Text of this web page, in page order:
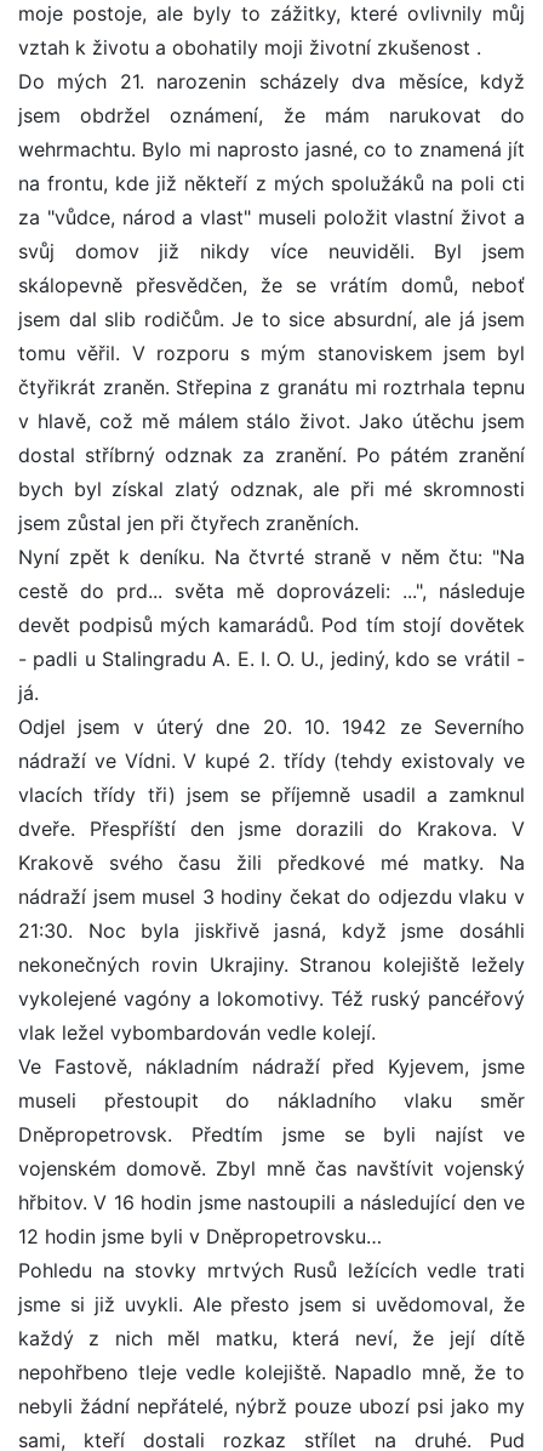
moje postoje, ale byly to zážitky, které ovlivnily můj
vztah k životu a obohatily moji životní zkušenost .
Do mých 21. narozenin scházely dva měsíce, když
jsem obdržel oznámení, že mám narukovat do
wehrmachtu. Bylo mi naprosto jasné, co to znamená jít
na frontu, kde již někteří z mých spolužáků na poli cti
za "vůdce, národ a vlast" museli položit vlastní život a
svůj domov již nikdy více neuviděli. Byl jsem
skálopevně přesvědčen, že se vrátím domů, neboť
jsem dal slib rodičům. Je to sice absurdní, ale já jsem
tomu věřil. V rozporu s mým stanoviskem jsem byl
čtyřikrát zraněn. Střepina z granátu mi roztrhala tepnu
v hlavě, což mě málem stálo život. Jako útěchu jsem
dostal stříbrný odznak za zranění. Po pátém zranění
bych byl získal zlatý odznak, ale při mé skromnosti
jsem zůstal jen při čtyřech zraněních.
Nyní zpět k deníku. Na čtvrté straně v něm čtu: "Na
cestě do prd... světa mě doprovázeli: ...", následuje
devět podpisů mých kamarádů. Pod tím stojí dovětek
- padli u Stalingradu A. E. I. O. U., jediný, kdo se vrátil -
já.
Odjel jsem v úterý dne 20. 10. 1942 ze Severního
nádraží ve Vídni. V kupé 2. třídy (tehdy existovaly ve
vlacích třídy tři) jsem se příjemně usadil a zamknul
dveře. Přespříští den jsme dorazili do Krakova. V
Krakově svého času žili předkové mé matky. Na
nádraží jsem musel 3 hodiny čekat do odjezdu vlaku v
21:30. Noc byla jiskřivě jasná, když jsme dosáhli
nekonečných rovin Ukrajiny. Stranou kolejiště ležely
vykolejené vagóny a lokomotivy. Též ruský pancéřový
vlak ležel vybombardován vedle kolejí.
Ve Fastově, nákladním nádraží před Kyjevem, jsme
museli přestoupit do nákladního vlaku směr
Dněpropetrovsk. Předtím jsme se byli najíst ve
vojenském domově. Zbyl mně čas navštívit vojenský
hřbitov. V 16 hodin jsme nastoupili a následující den ve
12 hodin jsme byli v Dněpropetrovsku…
Pohledu na stovky mrtvých Rusů ležících vedle trati
jsme si již uvykli. Ale přesto jsem si uvědomoval, že
každý z nich měl matku, která neví, že její dítě
nepohřbeno tleje vedle kolejiště. Napadlo mně, že to
nebyli žádní nepřátelé, nýbrž pouze ubozí psi jako my
sami, kteří dostali rozkaz střílet na druhé. Pud